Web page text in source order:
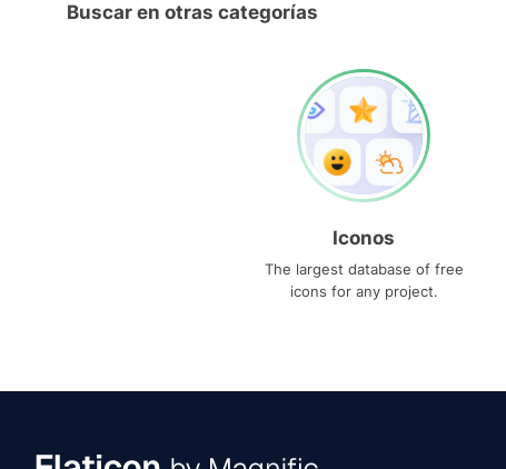
Buscar en otras categorías
Iconos
The largest database of free
icons for any project.